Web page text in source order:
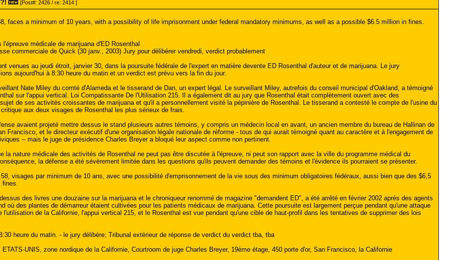
[Post#: 2426 / re: 2414 ]
faces a minimum of 10 years, with a possibility of life imprisonment under federal mandatory minimums, as well as a possible $6.5 million in fines.
l'épreuve médicale de marijuana d'ED Rosenthal
commerciale de Quick (30 janv., 2003) Jury pour délibérer vendredi, verdict probablement
venues au jeudi étroit, janvier 30, dans la poursuite fédérale de l'expert en matière devente ED Rosenthal d'auteur et de marijuana. Le jury
aujourd'hui à 8:30 heure du matin et un verdict est prévu vers la fin du jour.
Nate Miley du comté d'Alameda et le tisserand de Dan, un expert légal. Le surveillant Miley, autrefois du conseil municipal d'Oakland, a témoigné
sur l'appui vertical. Loi Compatissante De l'Utilisation 215. Il a également dit au jury que Rosenthal était complètement ouvert avec des
de ses activités croissantes de marijuana et qu'il a personnellement visité la pépinière de Rosenthal. Le tisserand a contesté le compte de l'usine du
aux deux visages de Rosenthal les plus sérieux de frais.
avaient projeté mettre dessus le stand plusieurs autres témoins, y compris un médecin local en avant, un ancien membre du bureau de Hallinan de
Francisco, et le directeur exécutif d'une organisation légale nationale de réforme - tous de qui aurait témoigné quant au caractère et à l'engagement de
-- mais le juge de présidence Charles Breyer a bloqué leur aspect comme non pertinent.
la nature médicale des activités de Rosenthal ne peut pas être discutée à l'épreuve, ni peut son rapport avec la ville du programme médical du
la défense a été sévèrement limitée dans les questions qu'ils peuvent demander des témoins et l'évidence ils pourraient se présenter.
visages par minimum de 10 ans, avec une possibilité d'emprisonnement de la vie sous des minimum obligatoires fédéraux, aussi bien que des $6,5
fines.
des livres une douzaine sur la marijuana et le chroniqueur renommé de magazine "demandent ED", a été arrêté en février 2002 après des agents
où des plantes de démarreur étaient cultivées pour les patients médicaux de marijuana. Cette poursuite est largement perçue pendant qu'une attaque
l'utilisation de la Californie, l'appui vertical 215, et le Rosenthal est vue pendant qu'une cible de haut-profil dans les tentatives de supprimer des lois
heure du matin. - le jury délibère; Tribunal extérieur de réponse de verdict du verdict tba, tba
UNIS, zone nordique de la Californie, Courtroom de juge Charles Breyer, 19ème étage, 450 porte d'or, San Francisco, la Californie